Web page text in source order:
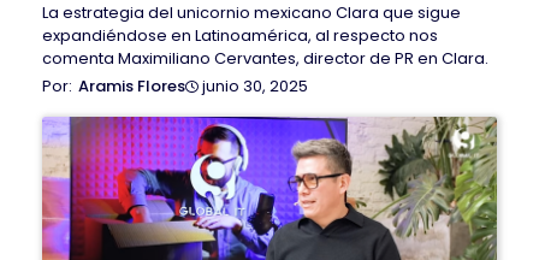
La estrategia del unicornio mexicano Clara que sigue
expandiéndose en Latinoamérica, al respecto nos
comenta Maximiliano Cervantes, director de PR en Clara.
Aramis Flores
junio 30, 2025